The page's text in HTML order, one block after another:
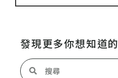
發現更多你想知道的